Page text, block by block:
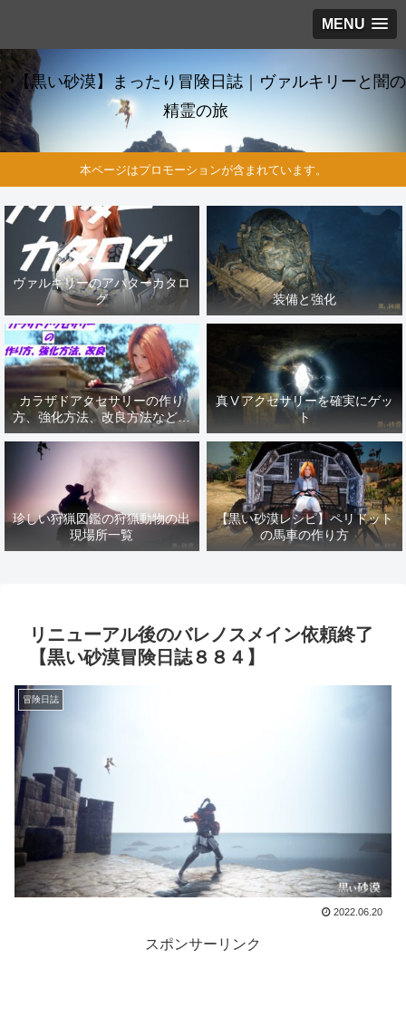
MENU
【黒い砂漠】まったり冒険日誌｜ヴァルキリーと闇の
精霊の旅
本ページはプロモーションが含まれています。
ヴァルキリーのアバターカタロ
グ
装備と強化
カラザドアクセサリーの作り
方、強化方法、改良方法などま
とめ【黒い砂漠冒険日誌１４１
真Ⅴアクセサリーを確実にゲッ
ト
珍しい狩猟図鑑の狩猟動物の出
現場所一覧
【黒い砂漠レシピ】ペリドット
の馬車の作り方
リニューアル後のバレノスメイン依頼終了
【黒い砂漠冒険日誌８８４】
冒険日誌
2022.06.20
スポンサーリンク